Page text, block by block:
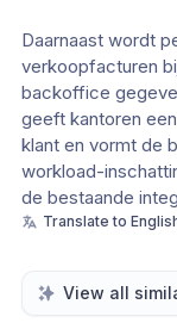
Daarnaast wordt
verkoopfacturen
backoffice
geeft kantoren
klant en vormt de
workload-
de bestaande
Translate to
View all